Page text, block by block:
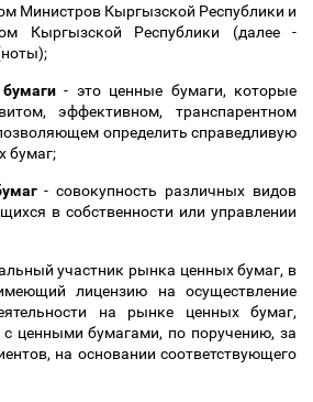
Министров Кыргызской Республики и
Кыргызской Республики (далее -
- это ценные бумаги, которые
эффективном, транспарентном
определить справедливую
бумаг;
- совокупность различных видов
в собственности или управлении
участник рынка ценных бумаг, в
лицензию на осуществление
на рынке ценных бумаг,
ценными бумагами, по поручению, за
на основании соответствующего